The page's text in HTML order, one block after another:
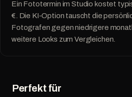
Ein Fototermin im Studio kostet
€. Die KI-Option tauscht die
Fotografen gegen niedrigere
weitere Looks zum Vergleichen.
Perfekt für